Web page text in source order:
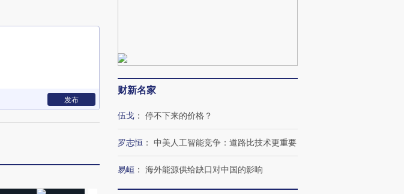
发布
财新名家
伍戈 ： 停不下来的价格？
罗志恒 ： 中美人工智能竞争：道路比技术更重要
易峘 ： 海外能源供给缺口对中国的影响